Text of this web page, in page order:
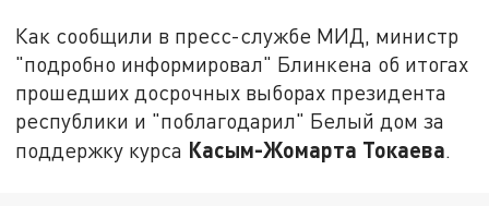
Как сообщили в пресс-службе МИД, министр
"подробно информировал" Блинкена об итогах
прошедших досрочных выборах президента
республики и "поблагодарил" Белый дом за
поддержку курса Касым-Жомарта Токаева.